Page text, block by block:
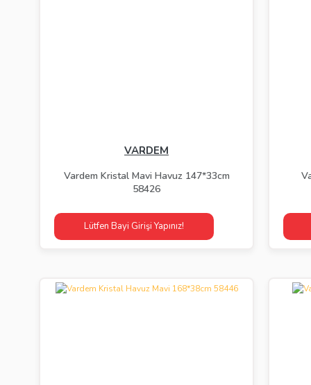
VARDEM
Vardem Kristal Mavi Havuz 147*33cm
58426
Lütfen Bayi Girişi Yapınız!